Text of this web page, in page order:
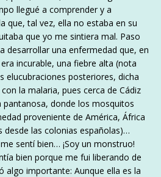
llegué a comprender y a
que, tal vez, ella no estaba en su
que yo me sintiera mal. Paso
desarrollar una enfermedad que, en
incurable, una fiebre alta (nota
elucubraciones posteriores, dicha
la malaria, pues cerca de Cádiz
pantanosa, donde los mosquitos
proveniente de América, África
desde las colonias españolas)…
sentí bien… ¡Soy un monstruo!
bien porque me fui liberando de
algo importante: Aunque ella es la